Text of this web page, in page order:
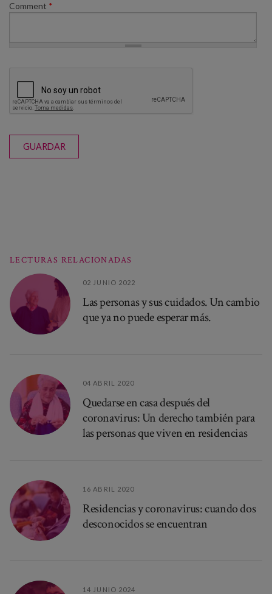
Comment *
GUARDAR
LECTURAS RELACIONADAS
02 JUNIO 2022
Las personas y sus cuidados. Un cambio
que ya no puede esperar más.
04 ABRIL 2020
Quedarse en casa después del
coronavirus: Un derecho también para
las personas que viven en residencias
16 ABRIL 2020
Residencias y coronavirus: cuando dos
desconocidos se encuentran
14 JUNIO 2024